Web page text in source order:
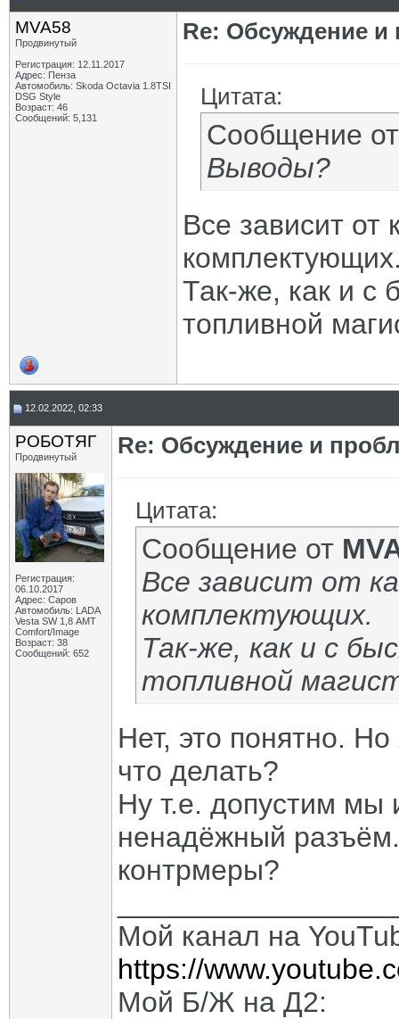
MVA58
Продвинутый
Регистрация: 12.11.2017
Адрес: Пенза
Автомобиль: Skoda Octavia 1.8TSI
DSG Style
Возраст: 46
Сообщений: 5,131
Re: Обсуждение
Цитата:
Сообщение
Выводы?
Все зависит от
Так-же, как и с
топливной
12.02.2022, 02:33
РОБОТЯГ
Продвинутый
Регистрация:
06.10.2017
Адрес: Саров
Автомобиль: LADA
Vesta SW 1,8 АМТ
Comfort/Image
Возраст: 38
Сообщений: 652
Re: Обсуждение и
Цитата:
Сообщение от
Все зависит от
комплектующих.
Так-же, как и с
топливной
Нет, это понятно.
что делать?
Ну т.е. допустим мы
ненадёжный
контрмеры?
Мой канал на
https://
Мой Б/Ж на Д2: